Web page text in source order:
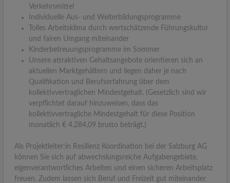
Verkehrsmittel
Individuelle Aus- und Weiterbildungsprogramme
Tolles Arbeitsklima durch wertschätzende Führungskultur
und fairen Umgang miteinander
Kinderbetreuungsprogramme im Sommer
Unsere attraktiven Gehaltsangebote orientieren sich an
aktuellen Marktgehältern und liegen daher je nach
Qualifikation und Berufserfahrung über dem
kollektivvertraglichen Mindestgehalt. (Gesetzlich sind wir
verpflichtet darauf hinzuweisen, dass das
kollektivvertragliche Mindestgehalt für diese Position
monatlich € 4.284,09 brutto beträgt.)
Als Projektleiter:in Resilienz Koordination bei der Salzburg AG
können Sie sich auf abwechslungsreiche Aufgabengebiete,
eigenverantwortliches Arbeiten und einen sicheren Arbeitsplatz
freuen. Zudem lassen sich Beruf und Freizeit gut miteinander